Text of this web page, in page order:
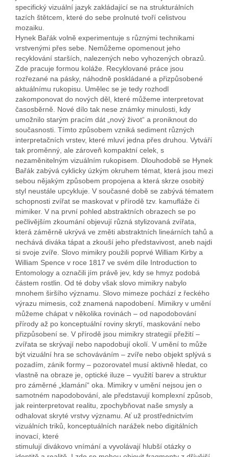
specifický vizuální jazyk zakládající se na strukturálních
tazích štětcem, které do sebe prolnuté tvoří celistvou
mozaiku.
Hynek Bařák volně experimentuje s různými technikami
vrstvenými přes sebe. Nemůžeme opomenout jeho
recyklování starších, nalezených nebo vyhozených obrazů.
Zde pracuje formou koláže. Recyklované práce jsou
rozřezané na pásky, náhodně poskládané a přizpůsobené
aktuálnímu rukopisu. Umělec se je tedy rozhodl
zakomponovat do nových děl, které můžeme interpretovat
časosběrně. Nové dílo tak nese známky minulosti, kdy
umožnilo starým pracím dát „nový život“ a proniknout do
současnosti. Tímto způsobem vzniká sediment různých
interpretačních vrstev, které mluví jedna přes druhou. Vytváří
tak proměnný, ale zároveň kompaktní celek, s
nezaměnitelným vizuálním rukopisem. Dlouhodobě se Hynek
Bařák zabývá cyklicky úzkým okruhem témat, která jsou mezi
sebou nějakým způsobem propojena a která skrze osobitý
styl neustále upcykluje. V současné době se zabývá tématem
schopnosti zvířat se maskovat v přírodě tzv. kamufláže či
mimiker. V na první pohled abstraktních obrazech se po
pečlivějším zkoumání objevují různá stylizovaná zvířata,
která záměrně ukrývá ve změti abstraktních lineárních tahů a
nechává diváka tápat a zkouší jeho představivost, aneb najdi
si svoje zvíře. Slovo mimikry použili poprvé William Kirby a
William Spence v roce 1817 ve svém díle Introduction to
Entomology a označili jím právě jev, kdy se hmyz podobá
částem rostlin. Od té doby však slovo mimikry nabylo
mnohem širšího významu. Slovo mimeze pochází z řeckého
výrazu mimesis, což znamená napodobení. Mimikry v umění
můžeme chápat v několika rovinách – od napodobování
přírody až po konceptuální roviny skrytí, maskování nebo
přizpůsobení se. V přírodě jsou mimikry strategií přežití –
zvířata se skrývají nebo napodobují okolí. V umění to může
být vizuální hra se schováváním – zvíře nebo objekt splývá s
pozadím, zánik formy – pozorovatel musí aktivně hledat, co
vlastně na obraze je, optické iluze – využití barev a struktur
pro záměrné „klamání“ oka. Mimikry v umění nejsou jen o
samotném napodobování, ale představují komplexní způsob,
jak reinterpretovat realitu, zpochybňovat naše smysly a
odhalovat skryté vrstvy významu. Ať už prostřednictvím
vizuálních triků, konceptuálních narážek nebo digitálních
inovací, které
stimulují divákovo vnímání a vyvolávají hlubší otázky o